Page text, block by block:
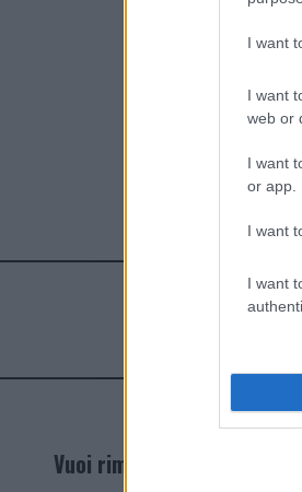
I want
I want
web or
I want
or app.
I want
I want
re
Vuoi rimanere sempre